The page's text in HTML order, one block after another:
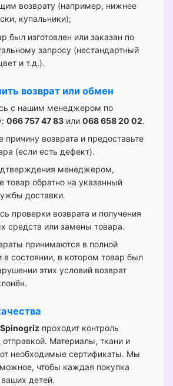
возврату (например, нижнее
купальники);
был изготовлен или заказан по
запросу (нестандартный
и т.д.).
возврат или обмен
с нашим менеджером по
066 757 47 83 или 068 658 20 02.
причину возврата и предоставьте
(если есть дефект).
менеджером,
товар обратно на указанный
доставки.
проверки возврата и получения
средств или замены товара.
принимаются в полной
в состоянии, в котором товар был
этих условий возврат
Spinogriz проходит контроль
отправкой. Материалы, ткани и
необходимые сертификаты. Мы
чтобы каждая покупка
детей.